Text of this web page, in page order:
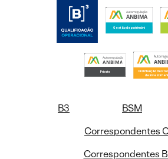
B3 BSM
Correspondentes
Correspondentes